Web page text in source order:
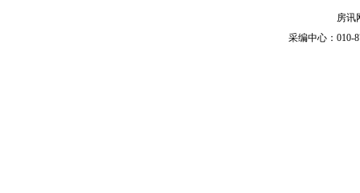
房讯
采编中心：010-